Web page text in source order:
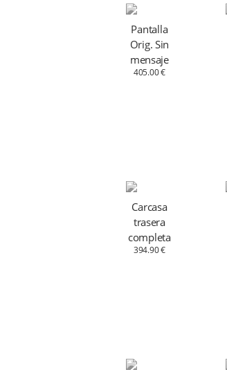
Pantalla
Orig. Sin
mensaje
405.00 €
Carcasa
trasera
completa
394.90 €